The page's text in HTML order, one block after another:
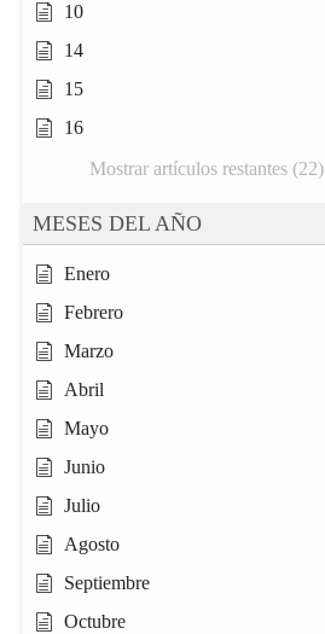
10
14
15
16
Mostrar artículos restantes (22)
MESES DEL AÑO
Enero
Febrero
Marzo
Abril
Mayo
Junio
Julio
Agosto
Septiembre
Octubre